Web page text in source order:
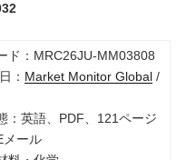
ド：MRC26JU-MM03808
： Market Monitor Global/
：英語、PDF、121ページ
メール